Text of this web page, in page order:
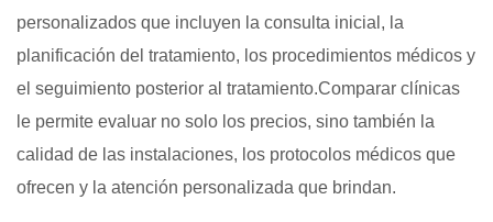
personalizados que incluyen la consulta inicial, la
planificación del tratamiento, los procedimientos médicos y
el seguimiento posterior al tratamiento.Comparar clínicas
le permite evaluar no solo los precios, sino también la
calidad de las instalaciones, los protocolos médicos que
ofrecen y la atención personalizada que brindan.